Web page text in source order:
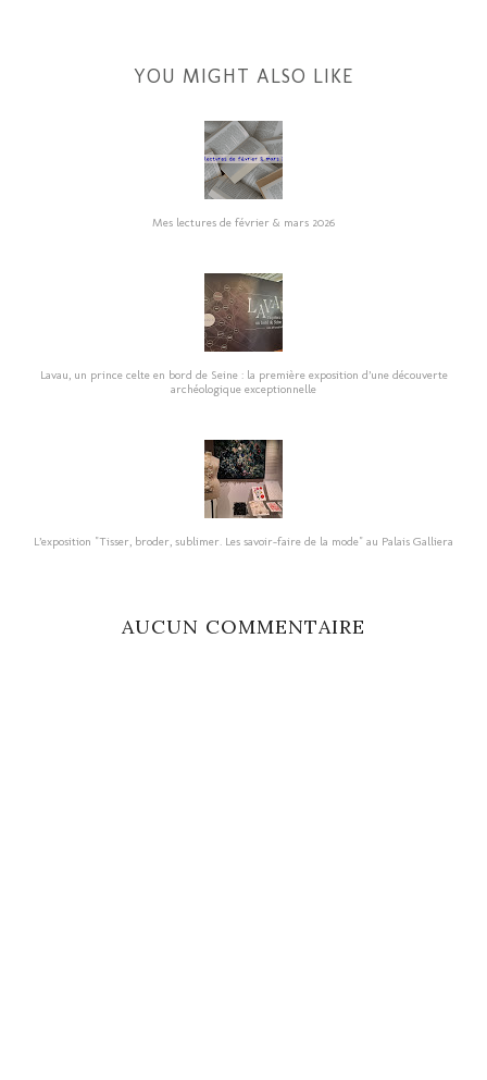
YOU MIGHT ALSO LIKE
Mes lectures de février & mars 2026
Lavau, un prince celte en bord de Seine : la première exposition d’une découverte
archéologique exceptionnelle
L’exposition "Tisser, broder, sublimer. Les savoir-faire de la mode" au Palais Galliera
AUCUN COMMENTAIRE